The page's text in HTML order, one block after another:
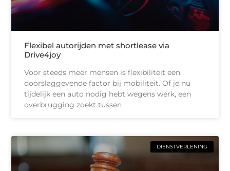
Flexibel autorijden met shortlease via
Drive4joy
Voor steeds meer mensen is flexibiliteit een
doorslaggevende factor bij mobiliteit. Of je nu
tijdelijk een auto nodig hebt wegens werk, een
overbrugging zoekt tussen
DIENSTVERLENING